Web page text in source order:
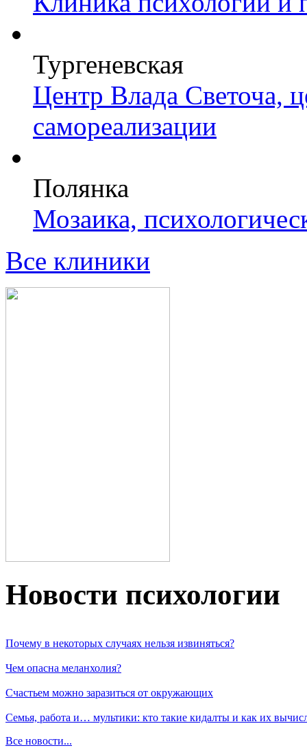
Тургеневская
Центр Влада Светоча,
самореализации
Полянка
Мозаика,
Все клиники
Новости пcихологии
Почему в некоторых случаях нельзя извиняться?
Чем опасна меланхолия?
Счастьем можно заразиться от окружающих
Семья, работа и… мультики: кто такие кидалты и как их
Все новости...